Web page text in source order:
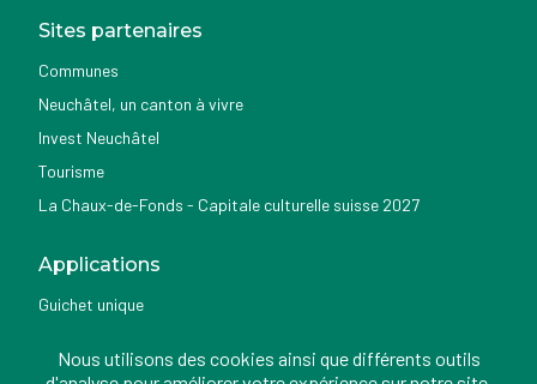
Sites partenaires
Communes
Neuchâtel, un canton à vivre
Invest Neuchâtel
Tourisme
La Chaux-de-Fonds - Capitale culturelle suisse 2027
Applications
Guichet unique
Nemo news
Nous utilisons des cookies ainsi que différents outils